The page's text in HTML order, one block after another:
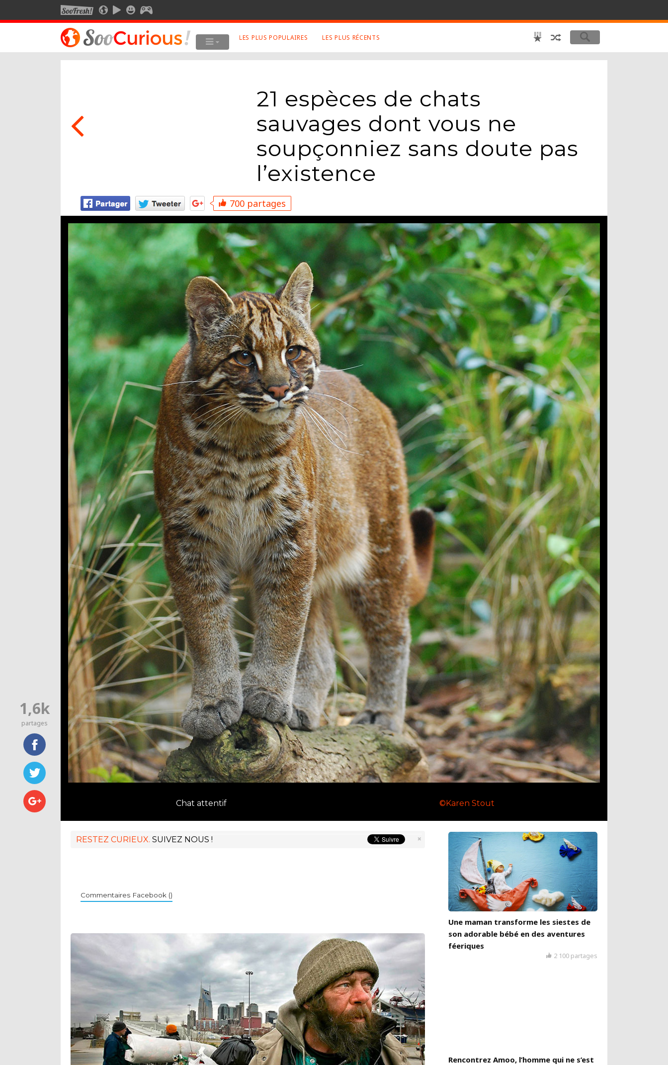
SOOFRESHSOOCURIOUS
SOOMOTION
SOOSMILE
Twitter
Mentions Légales
Conditions Générales
LES PLUS POPULAIRES LES PLUS RÉCENTS
21 espèces de chats
sauvages dont vous ne
soupçonniez sans doute pas
l’existence
700 partages
Chat attentif ©Karen Stout
×
RESTEZ CURIEUX. SUIVEZ NOUS !
Commentaires Facebook ()
Une maman transforme les siestes de
son adorable bébé en des aventures
féeriques
2 100 partages
Rencontrez Amoo, l’homme qui ne s’est
1,6k
partages